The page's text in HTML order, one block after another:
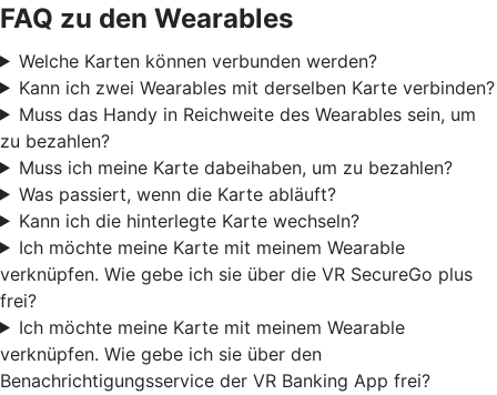
FAQ zu den Wearables
Welche Karten können verbunden werden?
Kann ich zwei Wearables mit derselben Karte verbinden?
Muss das Handy in Reichweite des Wearables sein, um
zu bezahlen?
Muss ich meine Karte dabeihaben, um zu bezahlen?
Was passiert, wenn die Karte abläuft?
Kann ich die hinterlegte Karte wechseln?
Ich möchte meine Karte mit meinem Wearable
verknüpfen. Wie gebe ich sie über die VR SecureGo plus
frei?
Ich möchte meine Karte mit meinem Wearable
verknüpfen. Wie gebe ich sie über den
Benachrichtigungsservice der VR Banking App frei?